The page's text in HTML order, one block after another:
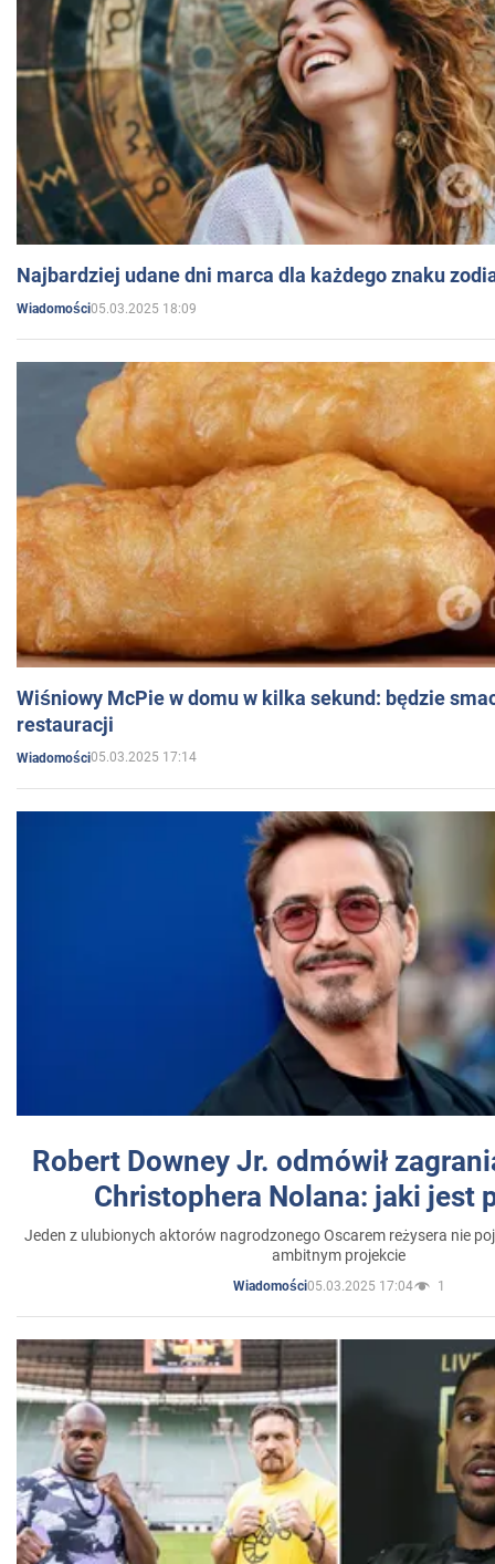
Najbardziej udane dni marca dla każdego znaku
Wiadomości05.03.2025 18:09
Wiśniowy McPie w domu w kilka sekund: będzie
restauracji
Wiadomości05.03.2025 17:14
Robert Downey Jr. odmówił
Christophera Nolana: jaki jest
Jeden z ulubionych aktorów nagrodzonego Oscarem reżysera nie
ambitnym projekcie
Wiadomości05.03.2025 17:04 1